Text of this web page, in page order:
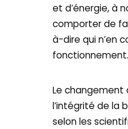
et d’énergie, à
comporter de
à-dire qui n’en
fonctionnement.
Le
l’intégrité de la
selon les